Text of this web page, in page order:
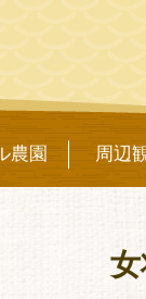
農園 周辺